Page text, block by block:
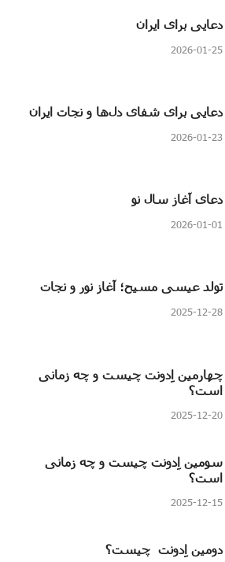
دعایی برای ایران
2026-01-25
دعایی برای شفای دل‌ها و نجات ایران
2026-01-23
دعای آغاز سال نو
2026-01-01
تولد عیسی مسیح؛ آغاز نور و نجات
2025-12-28
چهارمین اِدونت چیست و چه زمانی
است؟
2025-12-20
سومین اِدونت چیست و چه زمانی
است؟
2025-12-15
دومین اِدونت چیست؟